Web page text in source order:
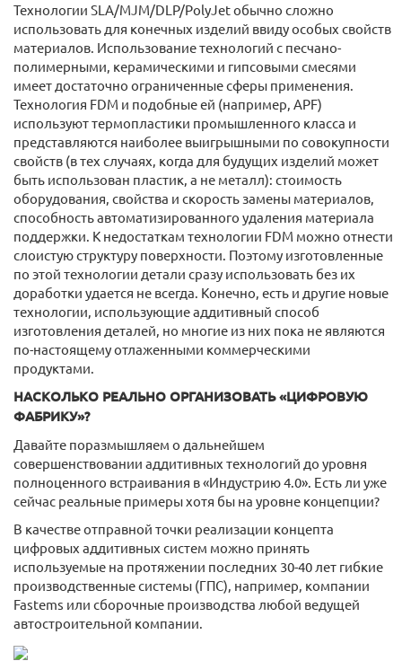
Технологии SLA/MJM/DLP/PolyJet обычно сложно
использовать для конечных изделий ввиду особых свойств
материалов. Использование технологий с песчано-
полимерными, керамическими и гипсовыми смесями
имеет достаточно ограниченные сферы применения.
Технология FDM и подобные ей (например, APF)
используют термопластики промышленного класса и
представляются наиболее выигрышными по совокупности
свойств (в тех случаях, когда для будущих изделий может
быть использован пластик, а не металл): стоимость
оборудования, свойства и скорость замены материалов,
способность автоматизированного удаления материала
поддержки. К недостаткам технологии FDM можно отнести
слоистую структуру поверхности. Поэтому изготовленные
по этой технологии детали сразу использовать без их
доработки удается не всегда. Конечно, есть и другие новые
технологии, использующие аддитивный способ
изготовления деталей, но многие из них пока не являются
по-настоящему отлаженными коммерческими
продуктами.
НАСКОЛЬКО РЕАЛЬНО ОРГАНИЗОВАТЬ «ЦИФРОВУЮ
ФАБРИКУ»?
Давайте поразмышляем о дальнейшем
совершенствовании аддитивных технологий до уровня
полноценного встраивания в «Индустрию 4.0». Есть ли уже
сейчас реальные примеры хотя бы на уровне концепции?
В качестве отправной точки реализации концепта
цифровых аддитивных систем можно принять
используемые на протяжении последних 30-40 лет гибкие
производственные системы (ГПС), например, компании
Fastems или сборочные производства любой ведущей
автостроительной компании.